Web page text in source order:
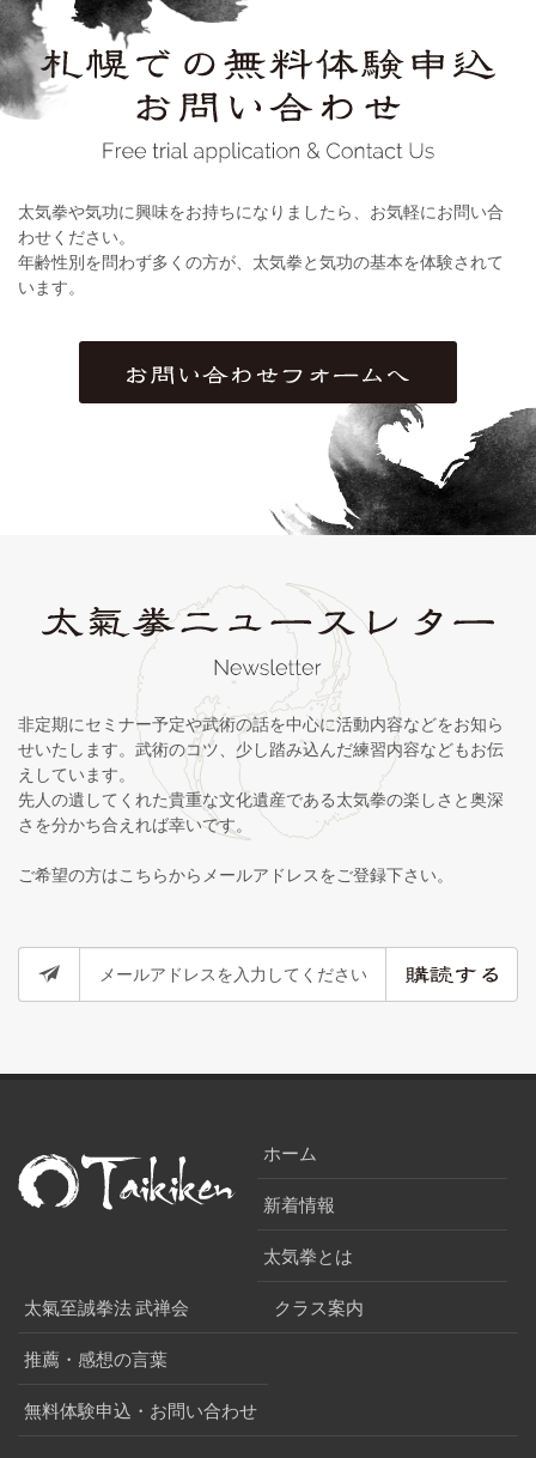
太気拳や気功に興味をお持ちになりましたら、お気軽にお問い合
わせください。
年齢性別を問わず多くの方が、太気拳と気功の基本を体験されて
います。
非定期にセミナー予定や武術の話を中心に活動内容などをお知ら
せいたします。武術のコツ、少し踏み込んだ練習内容などもお伝
えしています。
先人の遺してくれた貴重な文化遺産である太気拳の楽しさと奥深
さを分かち合えれば幸いです。
ご希望の方はこちらからメールアドレスをご登録下さい。
ホーム
新着情報
太気拳とは
太氣至誠拳法 武禅会 クラス案内
推薦・感想の言葉
無料体験申込・お問い合わせ